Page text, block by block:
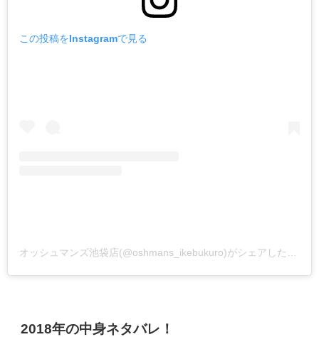
この投稿をInstagramで見る
2018年の中身ネタバレ！